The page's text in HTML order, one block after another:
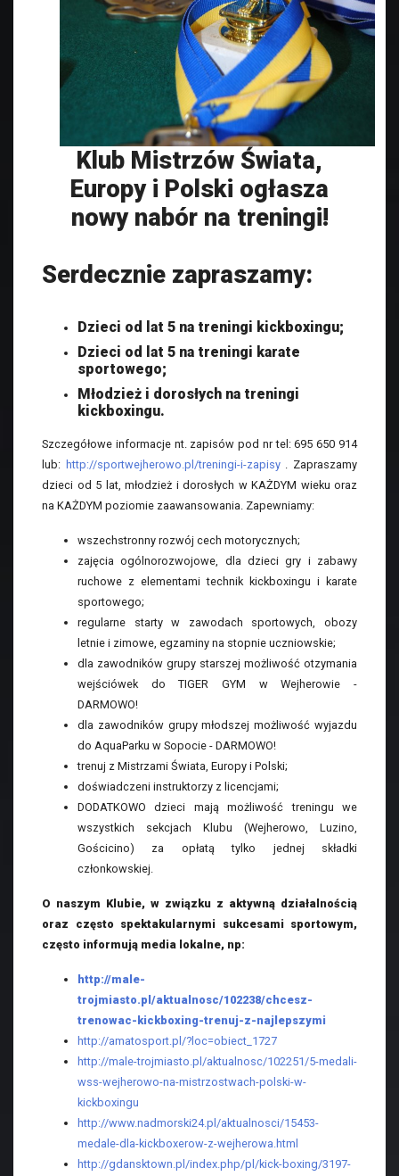
Klub Mistrzów Świata,
Europy i Polski ogłasza
nowy nabór na treningi!
Serdecznie zapraszamy:
Dzieci od lat 5 na treningi kickboxingu;
Dzieci od lat 5 na treningi karate
sportowego;
Młodzież i dorosłych na treningi
kickboxingu.
Szczegółowe informacje nt. zapisów pod nr tel: 695 650 914
lub: http://sportwejherowo.pl/treningi-i-zapisy. Zapraszamy
dzieci od 5 lat, młodzież i dorosłych w KAŻDYM wieku oraz
na KAŻDYM poziomie zaawansowania. Zapewniamy:
wszechstronny rozwój cech motorycznych;
zajęcia ogólnorozwojowe, dla dzieci gry i zabawy
ruchowe z elementami technik kickboxingu i karate
sportowego;
regularne starty w zawodach sportowych, obozy
letnie i zimowe, egzaminy na stopnie uczniowskie;
dla zawodników grupy starszej możliwość otzymania
wejściówek do TIGER GYM w Wejherowie -
DARMOWO!
dla zawodników grupy młodszej możliwość wyjazdu
do AquaParku w Sopocie - DARMOWO!
trenuj z Mistrzami Świata, Europy i Polski;
doświadczeni instruktorzy z licencjami;
DODATKOWO dzieci mają możliwość treningu we
wszystkich sekcjach Klubu (Wejherowo, Luzino,
Gościcino) za opłatą tylko jednej składki
członkowskiej.
O naszym Klubie, w związku z aktywną działalnością
oraz często spektakularnymi sukcesami sportowym,
często informują media lokalne, np:
http://male-
trojmiasto.pl/aktualnosc/102238/chcesz-
trenowac-kickboxing-trenuj-z-najlepszymi
http://amatosport.pl/?loc=obiect_1727
http://male-trojmiasto.pl/aktualnosc/102251/5-medali-
wss-wejherowo-na-mistrzostwach-polski-w-
kickboxingu
http://www.nadmorski24.pl/aktualnosci/15453-
medale-dla-kickboxerow-z-wejherowa.html
http://gdansktown.pl/index.php/pl/kick-boxing/3197-